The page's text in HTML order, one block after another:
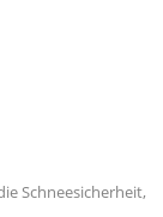
Schneesicherheit,